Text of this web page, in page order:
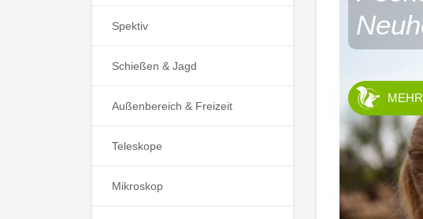
Spektiv
Schießen & Jagd
Außenbereich & Freizeit
Teleskope
Mikroskop